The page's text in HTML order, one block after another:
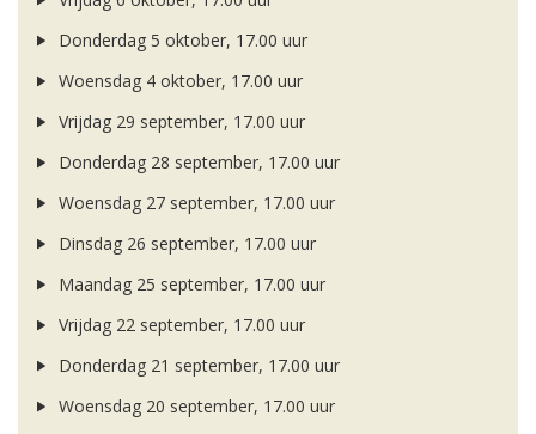
Donderdag 5 oktober, 17.00 uur
Woensdag 4 oktober, 17.00 uur
Vrijdag 29 september, 17.00 uur
Donderdag 28 september, 17.00 uur
Woensdag 27 september, 17.00 uur
Dinsdag 26 september, 17.00 uur
Maandag 25 september, 17.00 uur
Vrijdag 22 september, 17.00 uur
Donderdag 21 september, 17.00 uur
Woensdag 20 september, 17.00 uur